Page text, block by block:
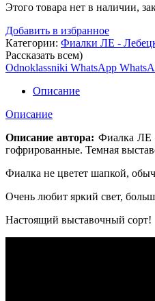
Этого товара нет в наличии,
Добавить в избранное
Категории: Фиалки ЛЕ -
Рассказать всем)
Odnoklassniki WhatsApp
Описание
Описание
Описание автора: Фиалка ЛЕ
гофрированные. Темная
Фиалка не цветет шапкой,
Очень любит яркий свет,
Настоящий выставочный сорт!